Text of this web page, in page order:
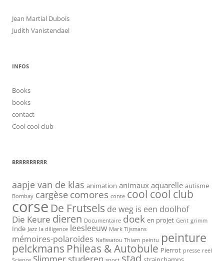
Jean Martial Dubois
Judith Vanistendael
INFOS
Books
books
contact
Cool cool club
BRRRRRRRRR
aapje van de klas animation animaux aquarelle autisme
Bombay cargèse comores conte cool cool club
corse De Frutsels de weg is een doolhof
Die Keure dieren Documentaire doek en projet Gent grimm
Inde Jazz la diligence leesleeuw Mark Tijsmans
mémoires-polaroïdes Nafissatou Thiam peintu peinture
pelckmans Phileas & Autobule Pierrot presse reel
Slimmer studeren stad